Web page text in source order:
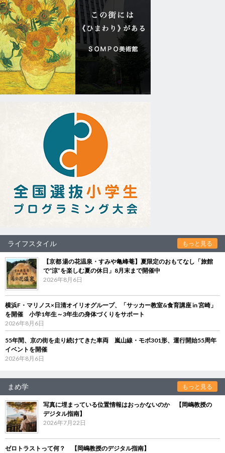
ライフスタイル もっと見る
【京都 湯の花温泉・すみや亀峰菴】夏限定のおもてなし「旅館
で“涼”を楽しむ夏の休日」8月末まで開催中
2026年8月6日
横浜F・マリノス×日清オイリオグループ、「サッカー教室&食育講座 in 宮崎」
を開催 小学1年生～3年生の身体づくりをサポート
2026年8月6日
55年間、京の街を走り続けてきた車両 嵐山線・モボ301形、運行開始55周年
イベントを開催
2026年8月6日
まめ学 もっと見る
写真に埋まっている位置情報はおっかないのか 【岡嶋教授の
デジタル指南】
2026年7月22日
ゼロトラストって何？ 【岡嶋教授のデジタル指南】